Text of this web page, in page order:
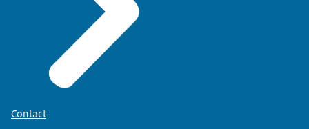
Contact